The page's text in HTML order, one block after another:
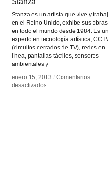
Stanza
Stanza es un artista que vive y
en el Reino Unido, exhibe sus obras
en todo el mundo desde 1984. Es un
experto en tecnología artística,
(circuitos cerrados de TV), redes en
línea, pantallas táctiles, sensores
ambientales y
enero 15, 2013 / Comentarios
desactivadosen
Stanza
enero 15, 2013 / Comentarios
desactivadosen